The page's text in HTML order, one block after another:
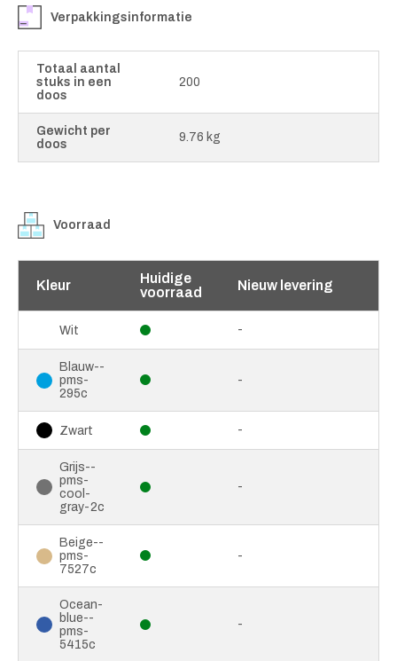
Verpakkingsinformatie
Totaal aantal
stuks in een
doos
200
Gewicht per
doos
9.76 kg
Voorraad
Kleur
Huidige
voorraad
Nieuw levering
Wit -
Blauw--
pms-
295c
-
Zwart -
Grijs--
pms-
cool-
gray-2c
-
Beige--
pms-
7527c
-
Ocean-
blue--
pms-
5415c
-